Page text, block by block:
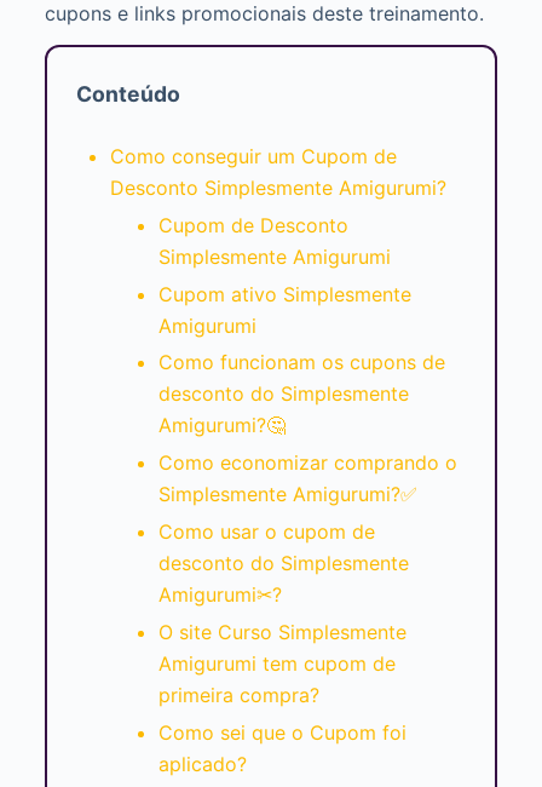
cupons e links promocionais deste treinamento.
Conteúdo
Como conseguir um Cupom de
Desconto Simplesmente Amigurumi?
Cupom de Desconto
Simplesmente Amigurumi
Cupom ativo Simplesmente
Amigurumi
Como funcionam os cupons de
desconto do Simplesmente
Amigurumi?🤔
Como economizar comprando o
Simplesmente Amigurumi?✅
Como usar o cupom de
desconto do Simplesmente
Amigurumi✂?
O site Curso Simplesmente
Amigurumi tem cupom de
primeira compra?
Como sei que o Cupom foi
aplicado?